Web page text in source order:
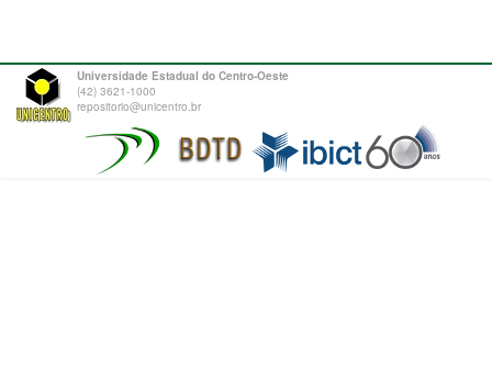
Universidade Estadual do Centro-Oeste
(42) 3621-1000
repositorio@unicentro.br